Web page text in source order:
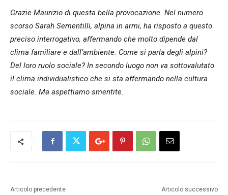
Grazie Maurizio di questa bella provocazione. Nel numero
scorso Sarah Sementilli, alpina in armi, ha risposto a questo
preciso interrogativo, affermando che molto dipende dal
clima familiare e dall’ambiente. Come si parla degli alpini?
Del loro ruolo sociale? In secondo luogo non va sottovalutato
il clima individualistico che si sta affermando nella cultura
sociale. Ma aspettiamo smentite.
Articolo precedente Articolo successivo